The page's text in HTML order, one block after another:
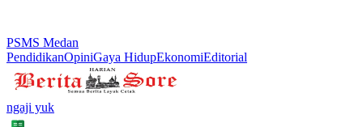
PSMS Medan
PendidikanOpiniGaya HidupEkonomiEditorial
ngaji yuk